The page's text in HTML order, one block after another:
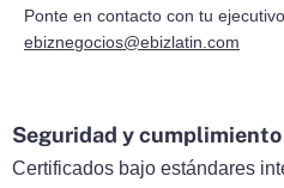
Ponte en contacto con tu
ebiznegocios@ebizlatin.com
Seguridad y
Certificados bajo estándares